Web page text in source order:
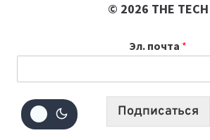
© 2026 THE TECH
Эл. почта *
Подписаться